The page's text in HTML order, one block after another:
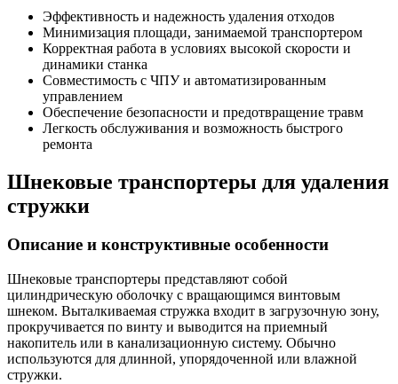
Эффективность и надежность удаления отходов
Минимизация площади, занимаемой транспортером
Корректная работа в условиях высокой скорости и
динамики станка
Совместимость с ЧПУ и автоматизированным
управлением
Обеспечение безопасности и предотвращение травм
Легкость обслуживания и возможность быстрого
ремонта
Шнековые транспортеры для удаления
стружки
Описание и конструктивные особенности
Шнековые транспортеры представляют собой
цилиндрическую оболочку с вращающимся винтовым
шнеком. Выталкиваемая стружка входит в загрузочную зону,
прокручивается по винту и выводится на приемный
накопитель или в канализационную систему. Обычно
используются для длинной, упорядоченной или влажной
стружки.